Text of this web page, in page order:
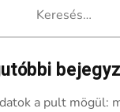
a pult mögül: